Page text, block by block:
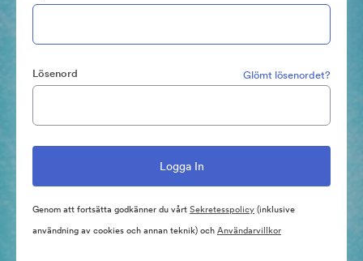
Lösenord Glömt lösenordet?
Genom att fortsätta godkänner du vårtSekretesspolicy(inklusive
användning av cookies och annan teknik) ochAnvändarvillkor